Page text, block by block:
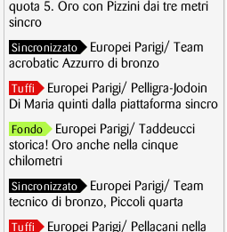
quota 5. Oro con Pizzini dai tre metri
sincro
Sincronizzato
Europei Parigi/ Team
acrobatic Azzurro di bronzo
Tuffi
Europei Parigi/ Pelligra-Jodoin
Di Maria quinti dalla piattaforma sincro
Fondo
Europei Parigi/ Taddeucci
storica! Oro anche nella cinque
chilometri
Sincronizzato
Europei Parigi/ Team
tecnico di bronzo, Piccoli quarta
Tuffi
Europei Parigi/ Pellacani nella